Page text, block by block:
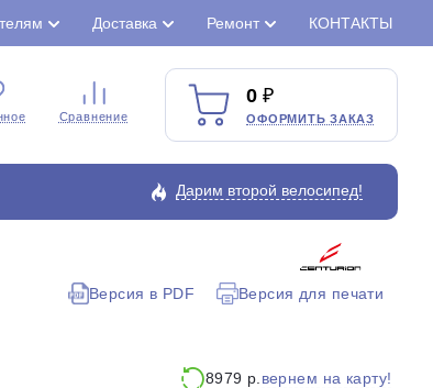
Доставка Ремонт КОНТАКТЫ
Сравнение
0
ОФОРМИТЬ ЗАКАЗ
Дарим второй велосипед!
Версия в PDF Версия для печати
8979 р. вернем на карту!